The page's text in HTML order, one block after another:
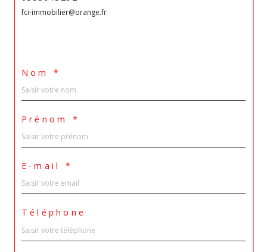
fci-immobilier@orange.fr
Nom *
Prénom *
E-mail *
Téléphone